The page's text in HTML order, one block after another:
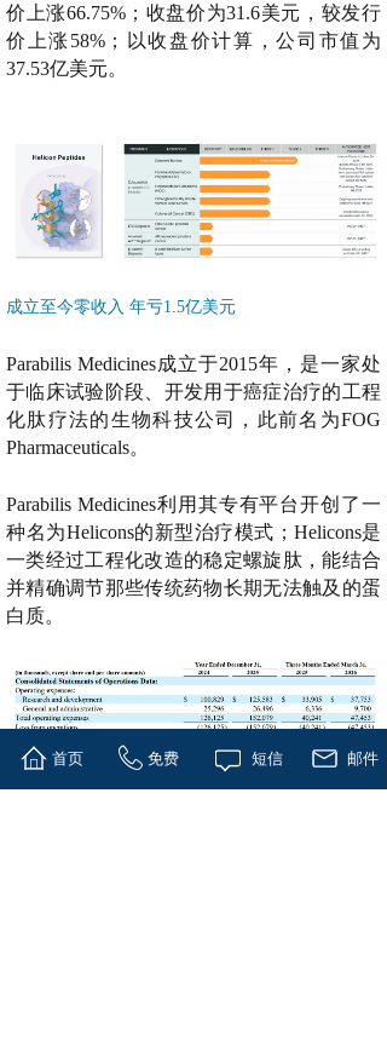
价上涨66.75%；收盘价为31.6美元，较发行
价上涨58%；以收盘价计算，公司市值为
37.53亿美元。
成立至今零收入 年亏1.5亿美元
Parabilis Medicines成立于2015年，是一家处
于临床试验阶段、开发用于癌症治疗的工程
化肽疗法的生物科技公司，此前名为FOG
Pharmaceuticals。
Parabilis Medicines利用其专有平台开创了一
种名为Helicons的新型治疗模式；Helicons是
一类经过工程化改造的稳定螺旋肽，能结合
并精确调节那些传统药物长期无法触及的蛋
白质。
首页 免费 短信 邮件